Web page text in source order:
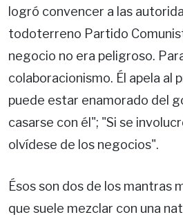
logró convencer a las
todoterreno Partido
negocio no era peligroso.
colaboracionismo. Él apela al
puede estar enamorado del
casarse con él"; "Si se
olvídese de los negocios".
Ésos son dos de los mantras
que suele mezclar con una